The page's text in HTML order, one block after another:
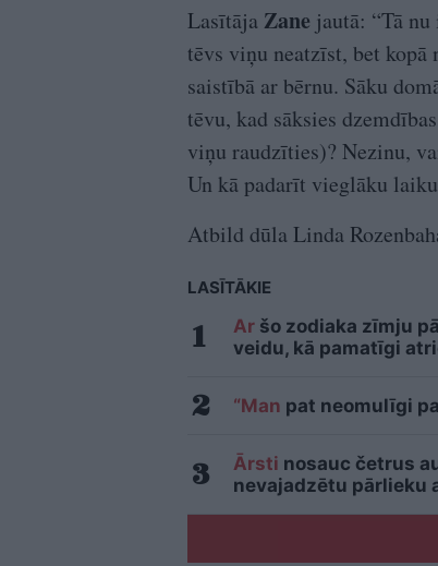
Lasītāja Zane jautā: “Tā
tēvs viņu neatzīst, bet
saistībā ar bērnu. Sāku
tēvu, kad sāksies
viņu raudzīties)? Nezinu,
Un kā padarīt vieglāku
Atbild dūla Linda
LASĪTĀKIE
Ar šo zodiaka zīmju
veidu, kā pamatīgi
“Man pat neomulīgi
Ārsti nosauc četrus
nevajadzētu pārlieku